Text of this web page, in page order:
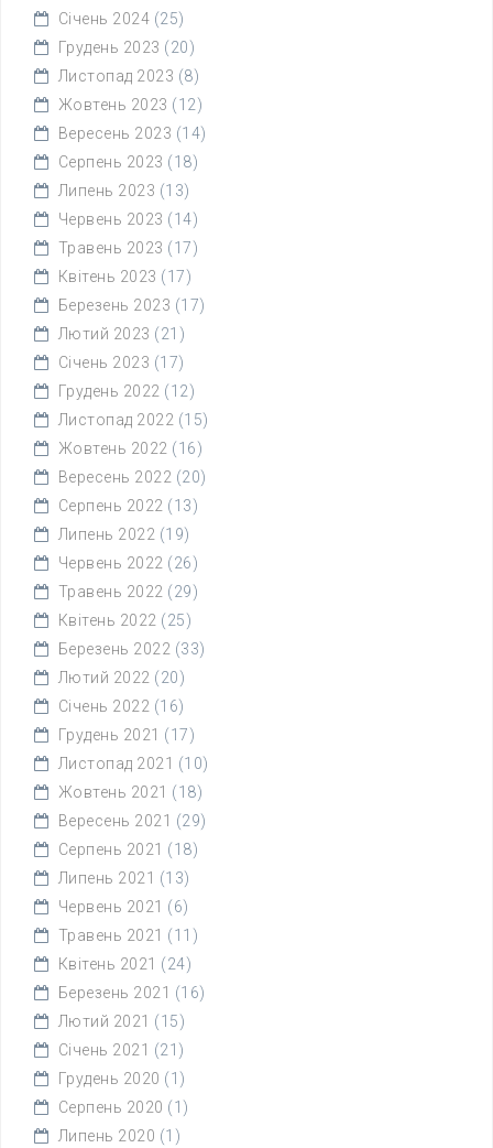
Січень 2024 (25)
Грудень 2023 (20)
Листопад 2023 (8)
Жовтень 2023 (12)
Вересень 2023 (14)
Серпень 2023 (18)
Липень 2023 (13)
Червень 2023 (14)
Травень 2023 (17)
Квітень 2023 (17)
Березень 2023 (17)
Лютий 2023 (21)
Січень 2023 (17)
Грудень 2022 (12)
Листопад 2022 (15)
Жовтень 2022 (16)
Вересень 2022 (20)
Серпень 2022 (13)
Липень 2022 (19)
Червень 2022 (26)
Травень 2022 (29)
Квітень 2022 (25)
Березень 2022 (33)
Лютий 2022 (20)
Січень 2022 (16)
Грудень 2021 (17)
Листопад 2021 (10)
Жовтень 2021 (18)
Вересень 2021 (29)
Серпень 2021 (18)
Липень 2021 (13)
Червень 2021 (6)
Травень 2021 (11)
Квітень 2021 (24)
Березень 2021 (16)
Лютий 2021 (15)
Січень 2021 (21)
Грудень 2020 (1)
Серпень 2020 (1)
Липень 2020 (1)